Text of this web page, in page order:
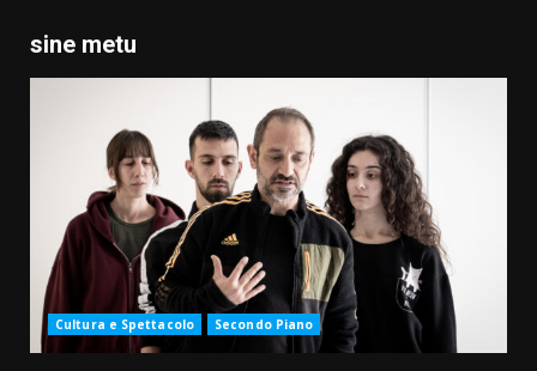
sine metu
Cultura e Spettacolo Secondo Piano